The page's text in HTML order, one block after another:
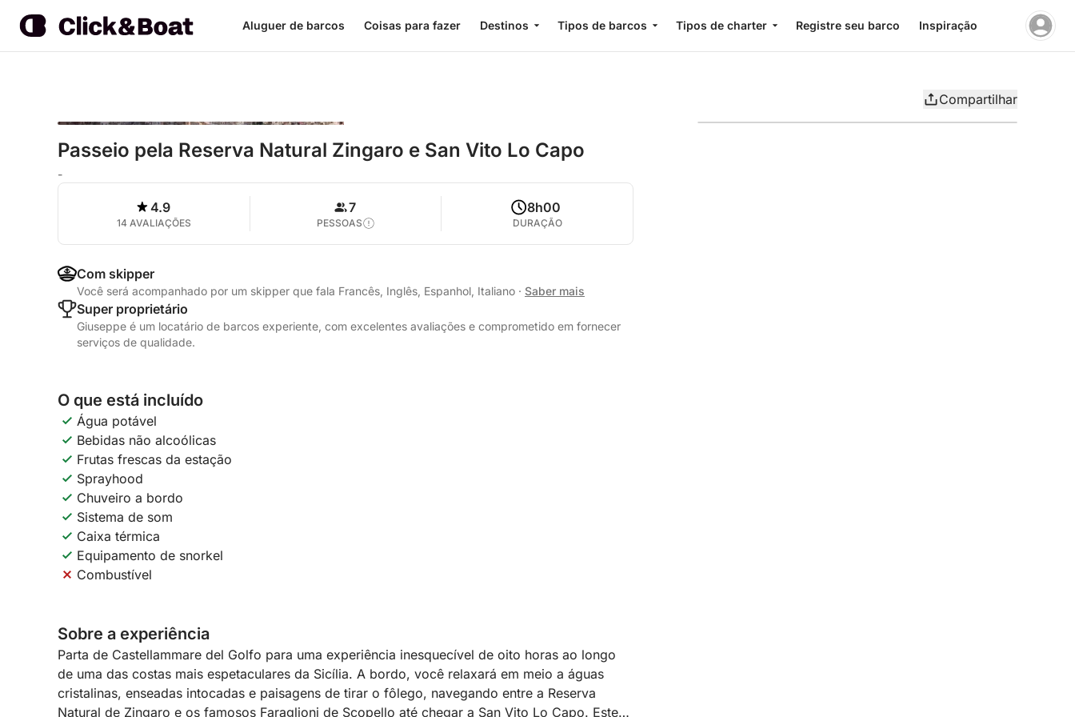
Aluguer de barcos Coisas para fazer Destinos Tipos de barcos Tipos de charter Registre seu barco Inspiração
Compartilhar
Passeio pela Reserva Natural Zingaro e San Vito Lo Capo
-
4.9
14 AVALIAÇÕES
7
PESSOAS
8h00
DURAÇÃO
Com skipper
Você será acompanhado por um skipper que fala Francês, Inglês, Espanhol, Italiano · Saber mais
Super proprietário
Giuseppe é um locatário de barcos experiente, com excelentes avaliações e comprometido em fornecer
serviços de qualidade.
O que está incluído
Água potável
Bebidas não alcoólicas
Frutas frescas da estação
Sprayhood
Chuveiro a bordo
Sistema de som
Caixa térmica
Equipamento de snorkel
Combustível
Sobre a experiência
Parta de Castellammare del Golfo para uma experiência inesquecível de oito horas ao longo
de uma das costas mais espetaculares da Sicília. A bordo, você relaxará em meio a águas
cristalinas, enseadas intocadas e paisagens de tirar o fôlego, navegando entre a Reserva
Natural de Zingaro e os famosos Faraglioni de Scopello até chegar a San Vito Lo Capo. Este